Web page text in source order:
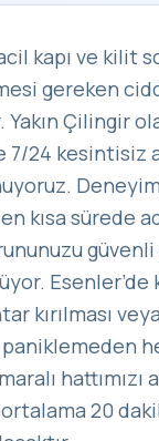
kapı ve kilit
gereken
Yakın Çilingir
7/24 kesintisiz
kısa sürede
güvenli
Esenler’de
kırılması
hattımızı
20